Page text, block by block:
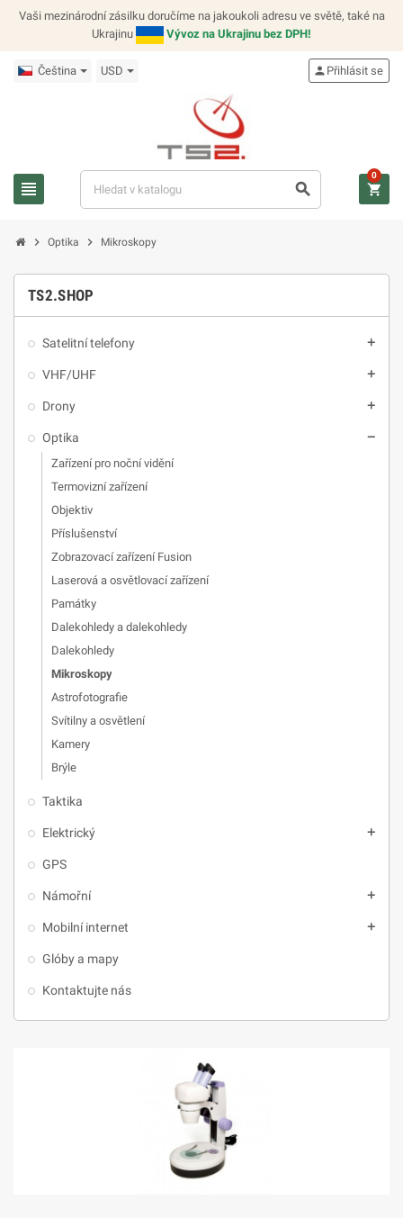
Vaši mezinárodní zásilku doručíme na jakoukoli adresu ve světě, také na
Ukrajinu
Vývoz na Ukrajinu bez DPH!
Čeština USD
view_headline search
person Přihlásit se
shopping_cart
0
chevron_right Optika chevron_right Mikroskopy
TS2.SHOP
Satelitní telefony add
VHF/UHF add
Drony add
Optika remove
Zařízení pro noční vidění
Termovizní zařízení
Objektiv
Příslušenství
Zobrazovací zařízení Fusion
Laserová a osvětlovací zařízení
Památky
Dalekohledy a dalekohledy
Dalekohledy
Mikroskopy
Astrofotografie
Svítilny a osvětlení
Kamery
Brýle
Taktika
Elektrický add
GPS
Námořní add
Mobilní internet add
Glóby a mapy
Kontaktujte nás